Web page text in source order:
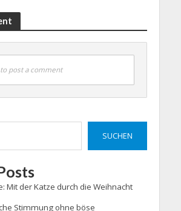
post a comment
SUCHEN
Mit der Katze durch die Weihnacht
Stimmung ohne böse